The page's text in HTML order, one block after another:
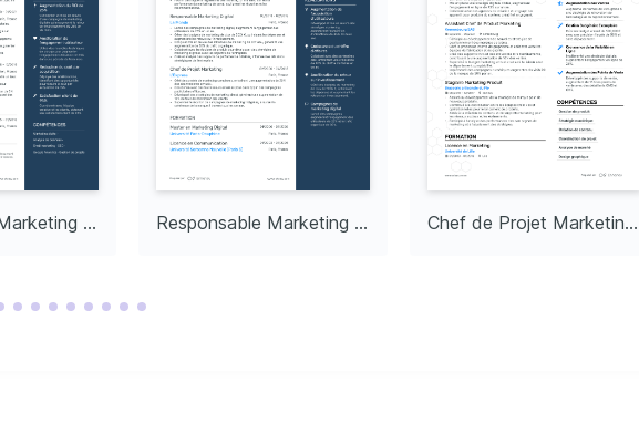
Saint-Étienne, France
01/2009 - 01/2012
de contenu Analyse de données
Responsable Marketing Junior Responsable Marketing Senior Chef de Projet Marketing Junior